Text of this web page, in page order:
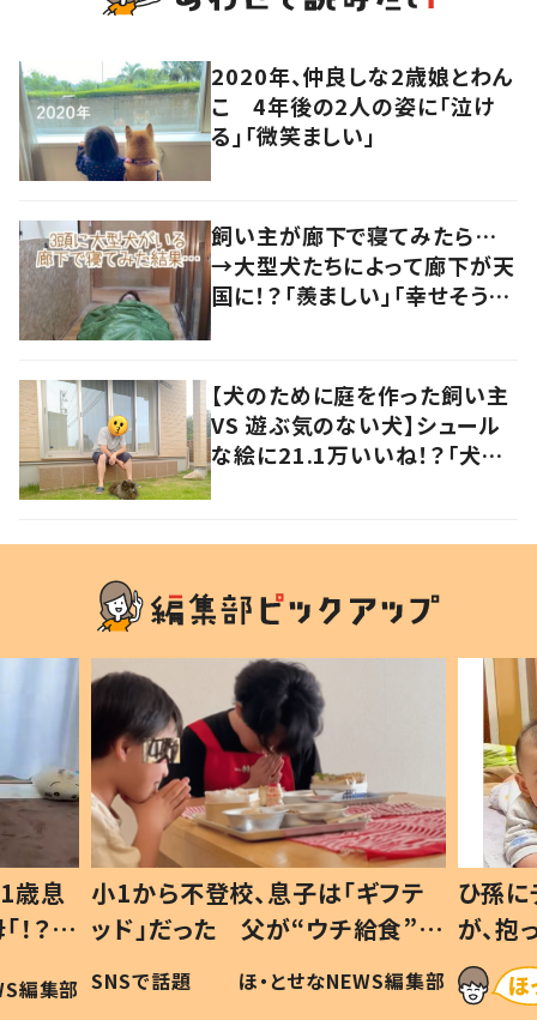
2020年、仲良しな2歳娘とわん
こ 4年後の2人の姿に「泣け
る」「微笑ましい」
飼い主が廊下で寝てみたら…
→大型犬たちによって廊下が天
国に！？「羨ましい」「幸せそう」
【犬のために庭を作った飼い主
VS 遊ぶ気のない犬】シュール
な絵に21.1万いいね！？「犬の
歳息
？」
編集部
小1から不登校、息子は「ギフテ
ッド」だった 父が“ウチ給食”を
作り続ける理由とは #令和の親
#令和の子
SNSで話題 ほ・とせなNEWS編集部
ひ孫
が、
「涙が
い」